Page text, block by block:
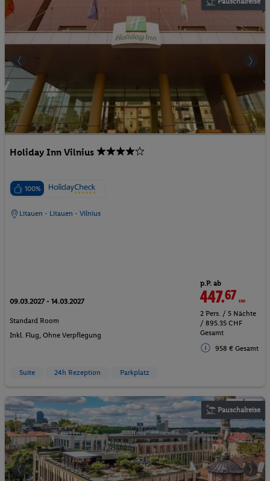
Holiday Inn Vilnius
100%
Litauen - Litauen - Vilnius
09.03.2027 - 14.03.2027
Standard Room
Inkl. Flug, Ohne Verpflegung
p.P. ab
447.67CHF
2 Pers. / 5 Nächte
/ 895.35 CHF
Gesamt
958 € Gesamt
Suite 24h Rezeption Parkplatz
Pauschalreise